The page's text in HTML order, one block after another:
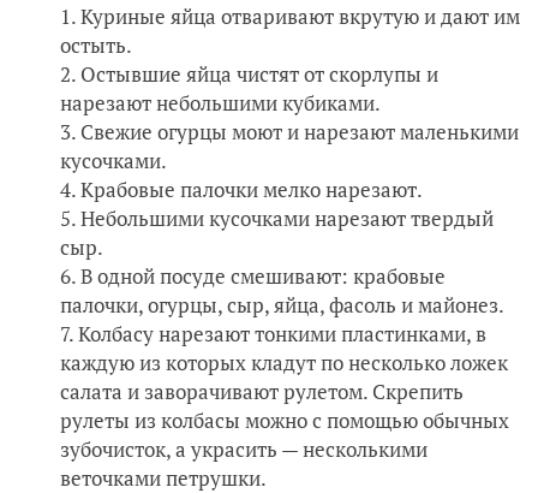
Куриные яйца отваривают вкрутую и дают им
остыть.
Остывшие яйца чистят от скорлупы и
нарезают небольшими кубиками.
Свежие огурцы моют и нарезают маленькими
кусочками.
Крабовые палочки мелко нарезают.
Небольшими кусочками нарезают твердый
сыр.
В одной посуде смешивают: крабовые
палочки, огурцы, сыр, яйца, фасоль и майонез.
Колбасу нарезают тонкими пластинками, в
каждую из которых кладут по несколько ложек
салата и заворачивают рулетом. Скрепить
рулеты из колбасы можно с помощью обычных
зубочисток, а украсить — несколькими
веточками петрушки.